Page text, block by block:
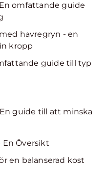
omfattande guide
havregryn - en
kropp
guide till typ
guide till att minska
En Översikt
en balanserad kost